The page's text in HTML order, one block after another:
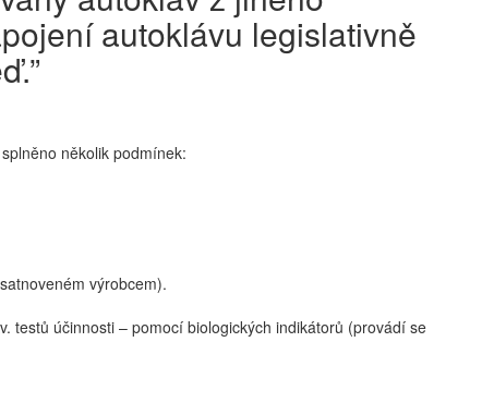
autoklávu legislativně
několik podmínek:
výrobcem).
testů účinnosti – pomocí biologických indikátorů (provádí se